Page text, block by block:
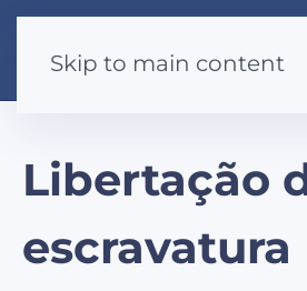
Skip to main content
Libertação
escravatura